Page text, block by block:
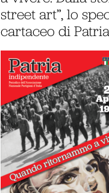
street art”, lo
cartaceo di